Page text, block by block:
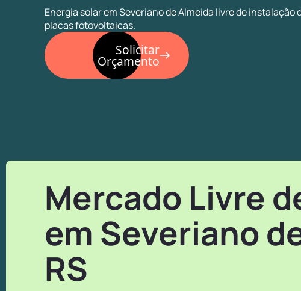
Energia solar em Severiano de Almeida livre de instalação
placas fotovoltaicas.
Solicitar
Orçamento
Mercado Livre
em Severiano
RS